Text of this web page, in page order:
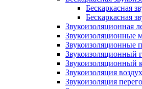
Бескаркасная
Бескаркасная
Звукоизоляционная
Звукоизоляционные
Звукоизоляционные
Звукоизоляционный
Звукоизоляционный
Звукоизоляция
Звукоизоляция